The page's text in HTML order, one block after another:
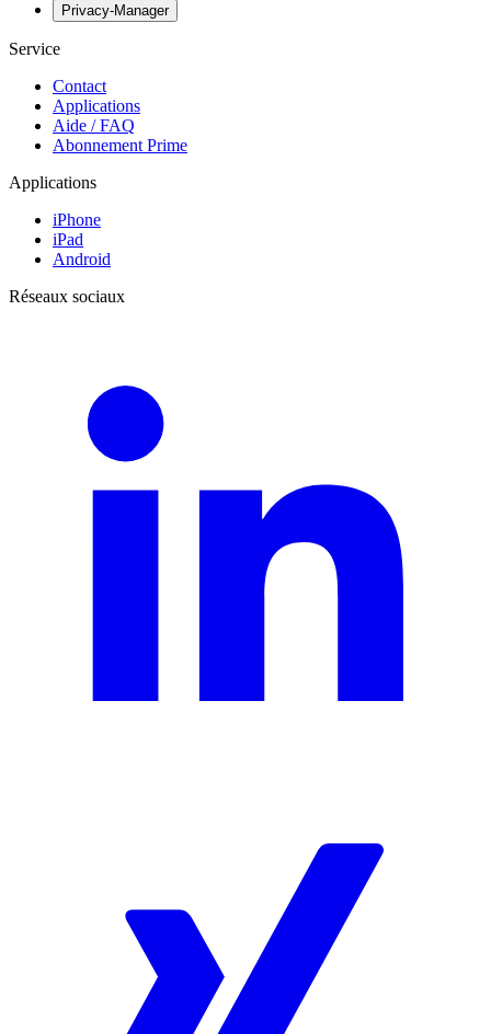
Privacy-Manager
Service
Contact
Applications
Aide / FAQ
Abonnement Prime
Applications
iPhone
iPad
Android
Réseaux sociaux